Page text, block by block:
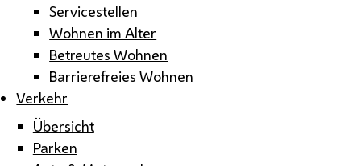
Servicestellen
Wohnen im Alter
Betreutes Wohnen
Barrierefreies Wohnen
Verkehr
Übersicht
Parken